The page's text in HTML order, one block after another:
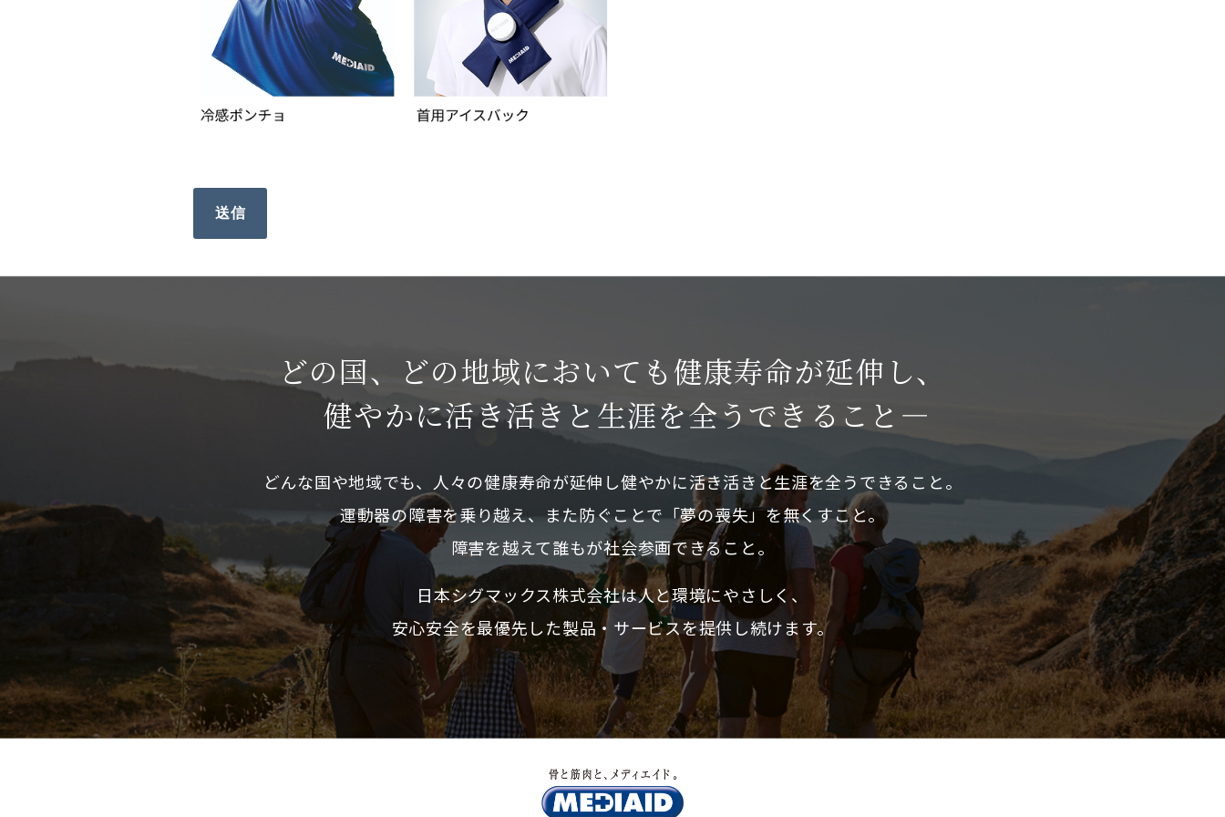
送信
どの国、どの地域においても健康寿命が延伸し、
健やかに活き活きと生涯を全うできること――
どんな国や地域でも、人々の健康寿命が延伸し健やかに活き活きと生涯を全うできること。
運動器の障害を乗り越え、また防ぐことで「夢の喪失」を無くすこと。
障害を越えて誰もが社会参画できること。
日本シグマックス株式会社は人と環境にやさしく、
安心安全を最優先した製品・サービスを提供し続けます。